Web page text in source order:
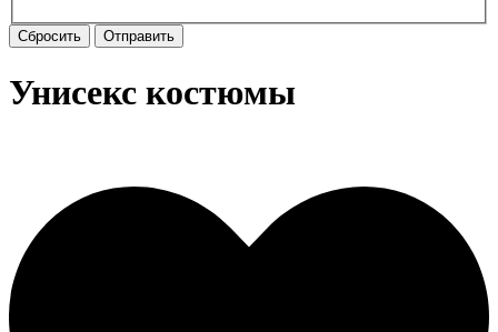
Сбросить Отправить
Унисекс костюмы